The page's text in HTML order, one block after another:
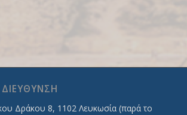
Δράκου 8, 1102 Λευκωσία (παρά το